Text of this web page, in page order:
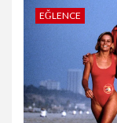
EĞLENCE